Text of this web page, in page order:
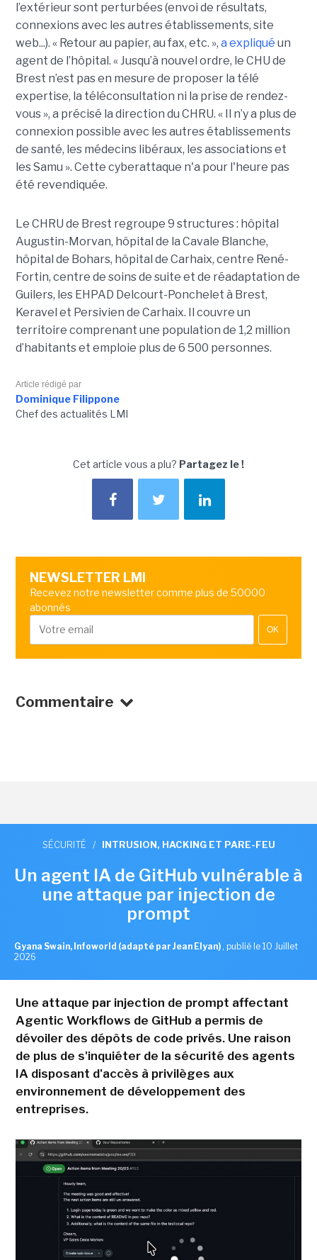
l’extérieur sont perturbées (envoi de résultats,
connexions avec les autres établissements, site
web...). « Retour au papier, au fax, etc. », a expliqué un
agent de l’hôpital. « Jusqu’à nouvel ordre, le CHU de
Brest n’est pas en mesure de proposer la télé
expertise, la téléconsultation ni la prise de rendez-
vous », a précisé la direction du CHRU. « Il n’y a plus de
connexion possible avec les autres établissements
de santé, les médecins libéraux, les associations et
les Samu ». Cette cyberattaque n'a pour l'heure pas
été revendiquée.
Le CHRU de Brest regroupe 9 structures : hôpital
Augustin-Morvan, hôpital de la Cavale Blanche,
hôpital de Bohars, hôpital de Carhaix, centre René-
Fortin, centre de soins de suite et de réadaptation de
Guilers, les EHPAD Delcourt-Ponchelet à Brest,
Keravel et Persivien de Carhaix. Il couvre un
territoire comprenant une population de 1,2 million
d’habitants et emploie plus de 6 500 personnes.
Article rédigé par
Dominique Filippone
Chef des actualités LMI
Cet article vous a plu? Partagez le !
NEWSLETTER LMI
Recevez notre newsletter comme plus de 50000
abonnés
OK
Commentaire
SÉCURITÉ / INTRUSION, HACKING ET PARE-FEU
Un agent IA de GitHub vulnérable à
une attaque par injection de
prompt
Gyana Swain, Infoworld (adapté par Jean Elyan) , publié le 10 Juillet
2026
Une attaque par injection de prompt affectant
Agentic Workflows de GitHub a permis de
dévoiler des dépôts de code privés. Une raison
de plus de s'inquiéter de la sécurité des agents
IA disposant d'accès à privilèges aux
environnement de développement des
entreprises.